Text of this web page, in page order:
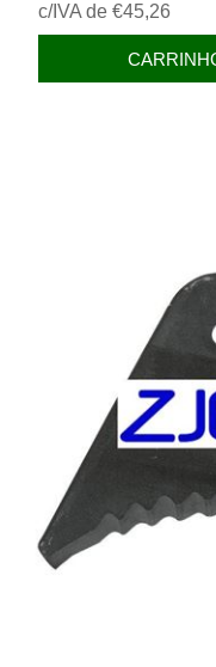
c/IVA de €45,26